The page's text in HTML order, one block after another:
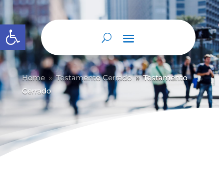
Abrir barra de herramientas
Home 9 Testamento Cerrado 9 Testamento
Cerrado